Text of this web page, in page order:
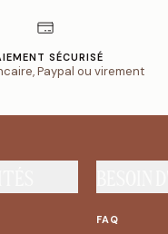
SÉCURISÉ
Paypal ou virement
FAQ